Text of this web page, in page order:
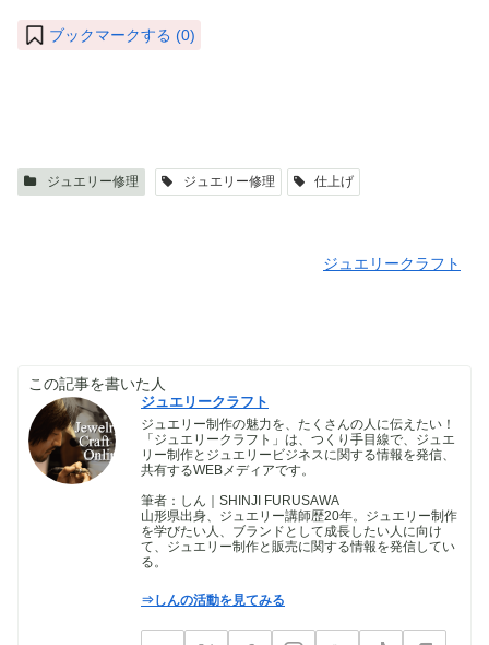
ブックマークする (0)
ジュエリー修理 ジュエリー修理 仕上げ
ジュエリークラフト
この記事を書いた人
ジュエリークラフト
ジュエリー制作の魅力を、たくさんの人に伝えたい！
「ジュエリークラフト」は、つくり手目線で、ジュエ
リー制作とジュエリービジネスに関する情報を発信、
共有するWEBメディアです。
筆者：しん｜SHINJI FURUSAWA
山形県出身、ジュエリー講師歴20年。ジュエリー制作
を学びたい人、ブランドとして成長したい人に向け
て、ジュエリー制作と販売に関する情報を発信してい
る。
⇒しんの活動を見てみる